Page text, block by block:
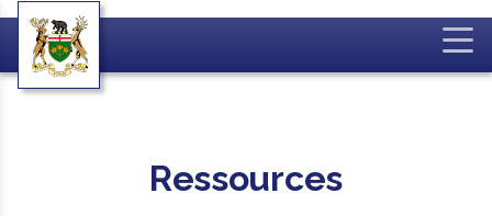
Ressources